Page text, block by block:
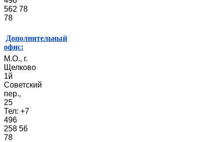
562 78
78
Дополнительный
офис:
М.О., г.
Щелково
1й
Советский
пер.,
25
Тел: +7
496
258 56
78